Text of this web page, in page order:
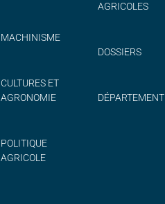
MACHINISME
CULTURES ET
AGRONOMIE
POLITIQUE
AGRICOLE
AGRICOLES
DOSSIERS
DÉPARTEMENT